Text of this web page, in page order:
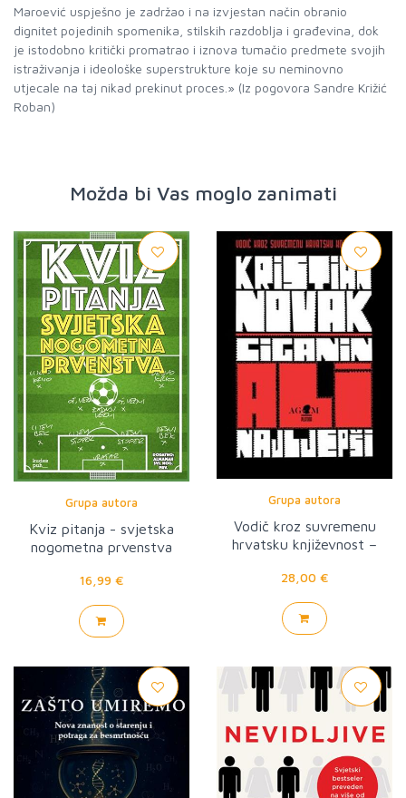
Maroević uspješno je zadržao i na izvjestan način obranio
dignitet pojedinih spomenika, stilskih razdoblja i građevina, dok
je istodobno kritički promatrao i iznova tumačio predmete svojih
istraživanja i ideološke superstrukture koje su neminovno
utjecale na taj nikad prekinut proces.» (Iz pogovora Sandre Križić
Roban)
Možda bi Vas moglo zanimati
Grupa autora
Kviz pitanja - svjetska
nogometna prvenstva
16,99 €
Grupa autora
Vodič kroz suvremenu
hrvatsku književnost –
najljepši
28,00 €